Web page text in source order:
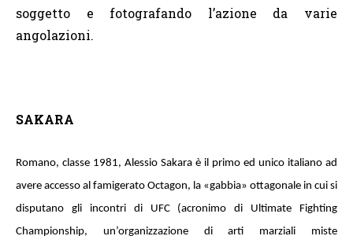
soggetto e fotografando l’azione da varie
angolazioni.
SAKARA
Romano, classe 1981, Alessio Sakara è il primo ed unico italiano ad
avere accesso al famigerato Octagon, la «gabbia» ottagonale in cui si
disputano gli incontri di UFC (acronimo di Ultimate Fighting
Championship, un’organizzazione di arti marziali miste